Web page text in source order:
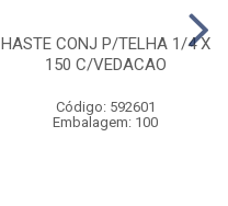
HASTE CONJ P/TELHA 1/4 X
150 C/VEDACAO
Código: 592601
Embalagem: 100